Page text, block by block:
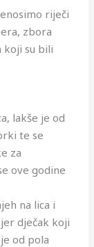
riječi
zbora
koji su bili
lakše je od
te se
za
ove godine
na lica i
dječak koji
od pola